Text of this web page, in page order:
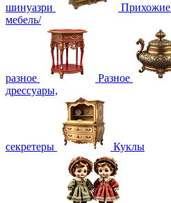
шинуазри Прихожие
мебель/
разное Разное
дрессуары,
секретеры Куклы